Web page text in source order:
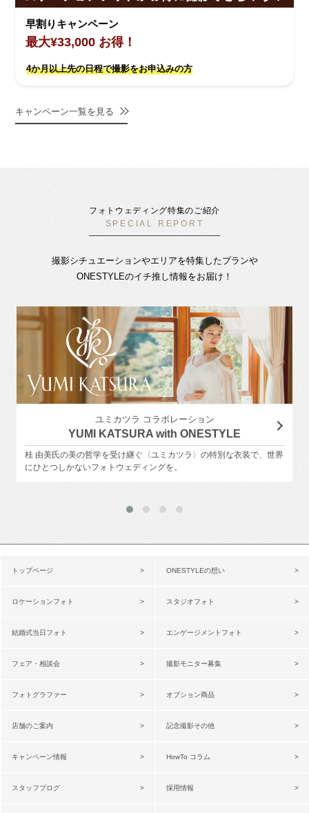
早割りキャンペーン
最大¥33,000 お得！
4か月以上先の日程で撮影をお申込みの方
キャンペーン一覧を見る
フォトウェディング特集のご紹介
SPECIAL REPORT
撮影シチュエーションやエリアを特集したプランや
ONESTYLEのイチ推し情報をお届け！
ユミカツラ コラボレーション
YUMI KATSURA with ONESTYLE
桂 由美氏の美の哲学を受け継ぐ〈ユミカツラ〉の特別な衣装で、世界
にひとつしかないフォトウェディングを。
トップページ ONESTYLEの想い
ロケーションフォト スタジオフォト
結婚式当日フォト エンゲージメントフォト
フェア・相談会 撮影モニター募集
フォトグラファー オプション商品
店舗のご案内 記念撮影その他
キャンペーン情報 HowTo コラム
スタッフブログ 採用情報